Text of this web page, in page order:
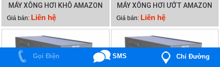
MÁY XÔNG HƠI KHÔ AMAZON
6KW
Giá bán: Liên hệ
MÁY XÔNG HƠI ƯỚT AMAZON
12KW
Giá bán: Liên hệ
Gọi Điện SMS Chỉ Đường